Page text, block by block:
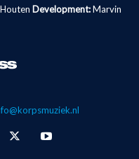
Development: Marvin